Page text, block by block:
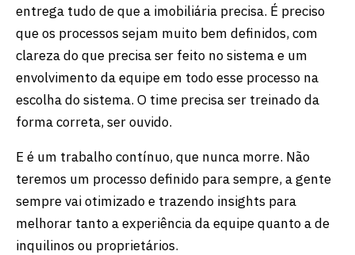
entrega tudo de que a imobiliária precisa. É preciso
que os processos sejam muito bem definidos, com
clareza do que precisa ser feito no sistema e um
envolvimento da equipe em todo esse processo na
escolha do sistema. O time precisa ser treinado da
forma correta, ser ouvido.
E é um trabalho contínuo, que nunca morre. Não
teremos um processo definido para sempre, a gente
sempre vai otimizado e trazendo insights para
melhorar tanto a experiência da equipe quanto a de
inquilinos ou proprietários.